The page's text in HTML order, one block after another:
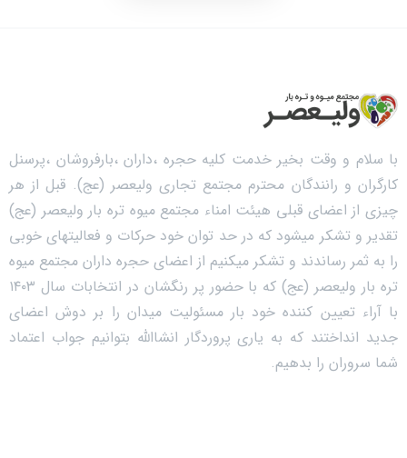
با سلام و وقت بخیر خدمت کلیه حجره ،داران ،بارفروشان ،پرسنل
کارگران و رانندگان محترم مجتمع تجاری ولیعصر (عج). قبل از هر
چیزی از اعضای قبلی هیئت امناء مجتمع میوه تره بار ولیعصر (عج)
تقدیر و تشکر میشود که در حد توان خود حرکات و فعالیتهای خوبی
را به ثمر رساندند و تشکر میکنیم از اعضای حجره داران مجتمع میوه
تره بار ولیعصر (عج) که با حضور پر رنگشان در انتخابات سال ۱۴۰۳
با آراء تعیین کننده خود بار مسئولیت میدان را بر دوش اعضای
جدید انداختند که به یاری پروردگار انشاالله بتوانیم جواب اعتماد
شما سروران را بدهیم.